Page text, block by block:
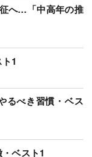
へ…「中高年の推
1
るべき習慣・ベス
ベスト1